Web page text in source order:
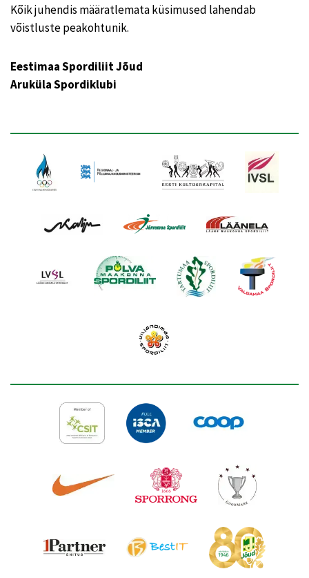
Kõik juhendis määratlemata küsimused lahendab
võistluste peakohtunik.
Eestimaa Spordiliit Jõud
Aruküla Spordiklubi